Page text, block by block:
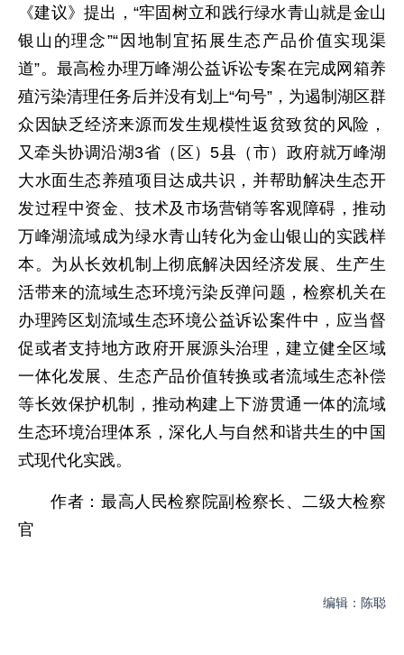
《建议》提出，“牢固树立和践行绿水青山就是金山
银山的理念”“因地制宜拓展生态产品价值实现渠
道”。最高检办理万峰湖公益诉讼专案在完成网箱养
殖污染清理任务后并没有划上“句号”，为遏制湖区群
众因缺乏经济来源而发生规模性返贫致贫的风险，
又牵头协调沿湖3省（区）5县（市）政府就万峰湖
大水面生态养殖项目达成共识，并帮助解决生态开
发过程中资金、技术及市场营销等客观障碍，推动
万峰湖流域成为绿水青山转化为金山银山的实践样
本。为从长效机制上彻底解决因经济发展、生产生
活带来的流域生态环境污染反弹问题，检察机关在
办理跨区划流域生态环境公益诉讼案件中，应当督
促或者支持地方政府开展源头治理，建立健全区域
一体化发展、生态产品价值转换或者流域生态补偿
等长效保护机制，推动构建上下游贯通一体的流域
生态环境治理体系，深化人与自然和谐共生的中国
式现代化实践。
作者：最高人民检察院副检察长、二级大检察
官
编辑：陈聪